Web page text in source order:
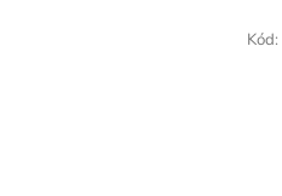
Kód: